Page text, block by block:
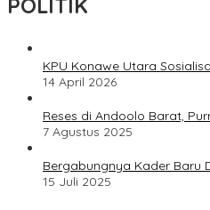
POLITIK
KPU Konawe Utara
14 April 2026
Reses di Andoolo Barat,
7 Agustus 2025
Bergabungnya Kader Baru
15 Juli 2025